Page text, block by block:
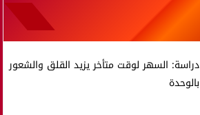
دراسة: السهر لوقت متأخر يزيد القلق والشعور
بالوحدة